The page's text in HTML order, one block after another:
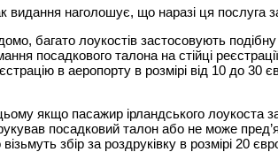
видання наголошує, що наразі ця послуга
багато лоукостів застосовують подібну
посадкового талона на стійці
в аеропорту в розмірі від 10 до 30
якщо пасажир ірландського лоукоста
посадковий талон або не може
візьмуть збір за роздруківку в розмірі 20